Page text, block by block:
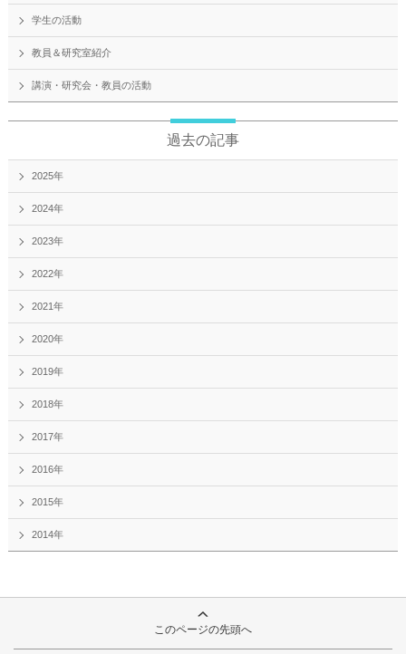
学生の活動
教員＆研究室紹介
講演・研究会・教員の活動
過去の記事
2025年
2024年
2023年
2022年
2021年
2020年
2019年
2018年
2017年
2016年
2015年
2014年
このページの先頭へ